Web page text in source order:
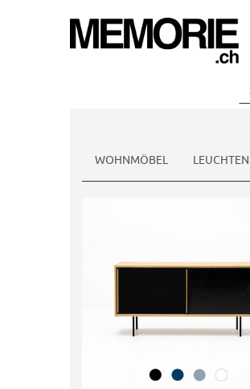
WOHNMÖBEL LEUCHTEN